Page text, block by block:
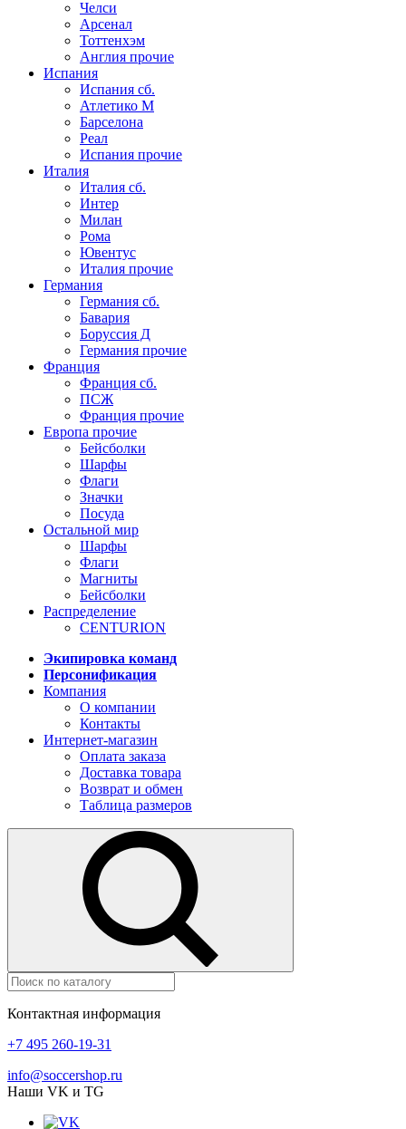
Челси
Арсенал
Тоттенхэм
Англия прочие
Испания
Испания сб.
Атлетико М
Барселона
Реал
Испания прочие
Италия
Италия сб.
Интер
Милан
Рома
Ювентус
Италия прочие
Германия
Германия сб.
Бавария
Боруссия Д
Германия прочие
Франция
Франция сб.
ПСЖ
Франция прочие
Европа прочие
Бейсболки
Шарфы
Флаги
Значки
Посуда
Остальной мир
Шарфы
Флаги
Магниты
Бейсболки
Распределение
CENTURION
Экипировка команд
Персонификация
Компания
О компании
Контакты
Интернет-магазин
Оплата заказа
Доставка товара
Возврат и обмен
Таблица размеров
Контактная информация
+7 495 260-19-31
info@soccershop.ru
Наши VK и TG